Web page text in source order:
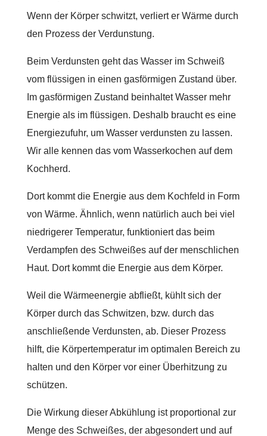
Wenn der Körper schwitzt, verliert er Wärme durch
den Prozess der Verdunstung.
Beim Verdunsten geht das Wasser im Schweiß
vom flüssigen in einen gasförmigen Zustand über.
Im gasförmigen Zustand beinhaltet Wasser mehr
Energie als im flüssigen. Deshalb braucht es eine
Energiezufuhr, um Wasser verdunsten zu lassen.
Wir alle kennen das vom Wasserkochen auf dem
Kochherd.
Dort kommt die Energie aus dem Kochfeld in Form
von Wärme. Ähnlich, wenn natürlich auch bei viel
niedrigerer Temperatur, funktioniert das beim
Verdampfen des Schweißes auf der menschlichen
Haut. Dort kommt die Energie aus dem Körper.
Weil die Wärmeenergie abfließt, kühlt sich der
Körper durch das Schwitzen, bzw. durch das
anschließende Verdunsten, ab. Dieser Prozess
hilft, die Körpertemperatur im optimalen Bereich zu
halten und den Körper vor einer Überhitzung zu
schützen.
Die Wirkung dieser Abkühlung ist proportional zur
Menge des Schweißes, der abgesondert und auf